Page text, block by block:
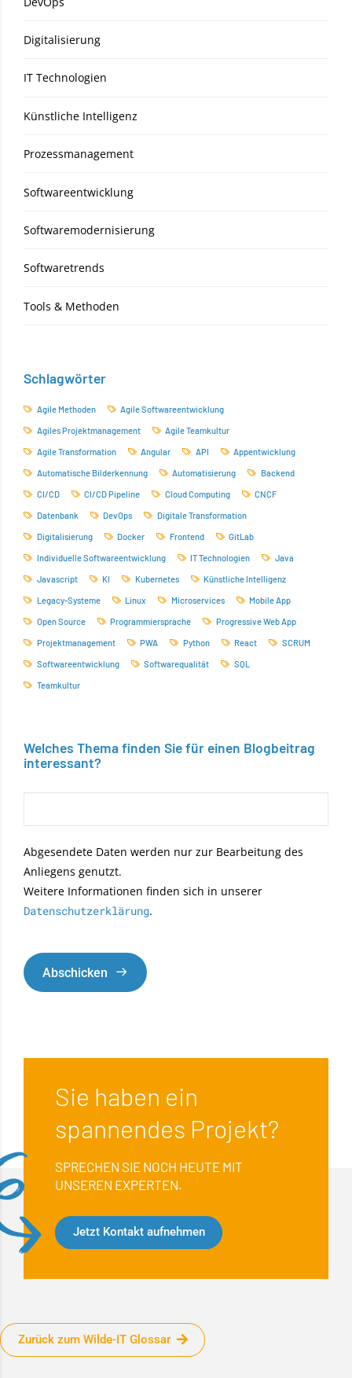
Digitalisierung
IT Technologien
Künstliche Intelligenz
Prozessmanagement
Softwareentwicklung
Softwaremodernisierung
Softwaretrends
Tools & Methoden
Schlagwörter
Agile Methoden Agile Softwareentwicklung
Agiles Projektmanagement Agile Teamkultur
Agile Transformation Angular API Appentwicklung
Automatische Bilderkennung Automatisierung Backend
CI/CD CI/CD Pipeline Cloud Computing CNCF
Datenbank DevOps Digitale Transformation
Digitalisierung Docker Frontend GitLab
Individuelle Softwareentwicklung IT Technologien Java
Javascript KI Kubernetes Künstliche Intelligenz
Legacy-Systeme Linux Microservices Mobile App
Open Source Programmiersprache Progressive Web App
Projektmanagement PWA Python React SCRUM
Softwareentwicklung Softwarequalität SQL
Teamkultur
Welches Thema finden Sie für einen Blogbeitrag
interessant?
Abgesendete Daten werden nur zur Bearbeitung des
Anliegens genutzt.
Weitere Informationen finden sich in unserer
Datenschutzerklärung.
Abschicken
Sie haben ein
spannendes Projekt?
SPRECHEN SIE NOCH HEUTE MIT
UNSEREN EXPERTEN.
Jetzt Kontakt aufnehmen
Zurück zum Wilde-IT Glossar